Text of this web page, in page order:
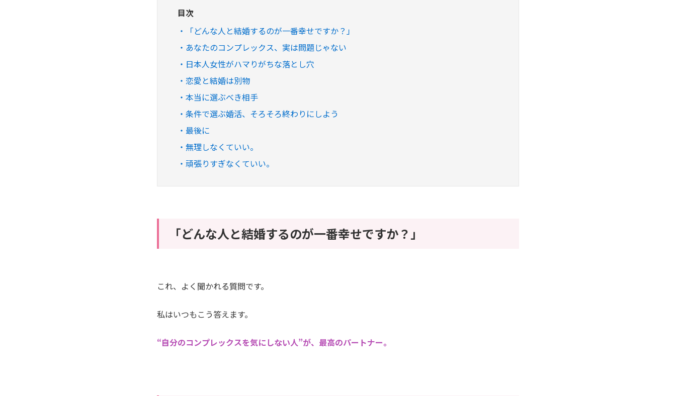
目次
「どんな人と結婚するのが一番幸せですか？」
あなたのコンプレックス、実は問題じゃない
日本人女性がハマりがちな落とし穴
恋愛と結婚は別物
本当に選ぶべき相手
条件で選ぶ婚活、そろそろ終わりにしよう
最後に
無理しなくていい。
頑張りすぎなくていい。
「どんな人と結婚するのが一番幸せですか？」
これ、よく聞かれる質問です。
私はいつもこう答えます。
“自分のコンプレックスを気にしない人”が、最高のパートナー。